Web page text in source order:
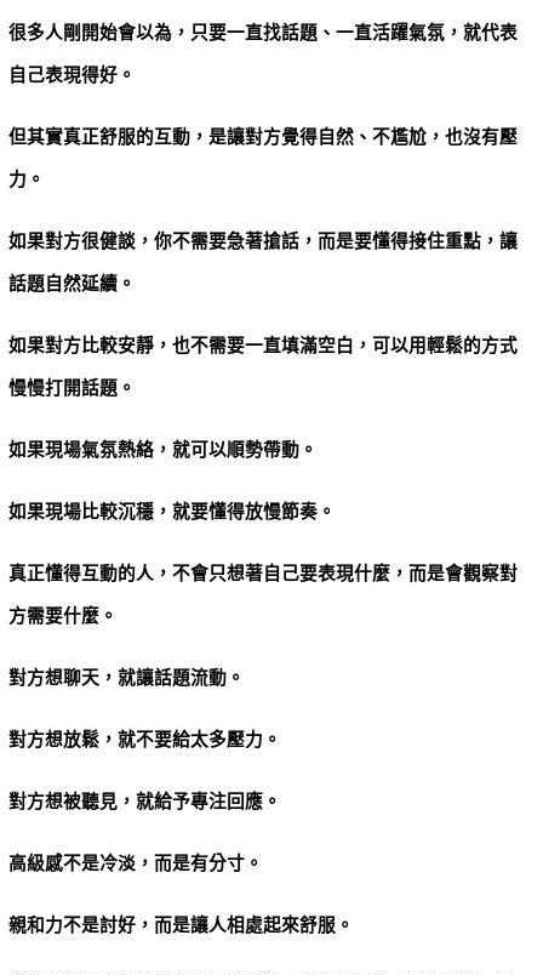
很多人剛開始會以為，只要一直找話題、一直活躍氣氛，就代表
自己表現得好。
但其實真正舒服的互動，是讓對方覺得自然、不尷尬，也沒有壓
力。
如果對方很健談，你不需要急著搶話，而是要懂得接住重點，讓
話題自然延續。
如果對方比較安靜，也不需要一直填滿空白，可以用輕鬆的方式
慢慢打開話題。
如果現場氣氛熱絡，就可以順勢帶動。
如果現場比較沉穩，就要懂得放慢節奏。
真正懂得互動的人，不會只想著自己要表現什麼，而是會觀察對
方需要什麼。
對方想聊天，就讓話題流動。
對方想放鬆，就不要給太多壓力。
對方想被聽見，就給予專注回應。
高級感不是冷淡，而是有分寸。
親和力不是討好，而是讓人相處起來舒服。